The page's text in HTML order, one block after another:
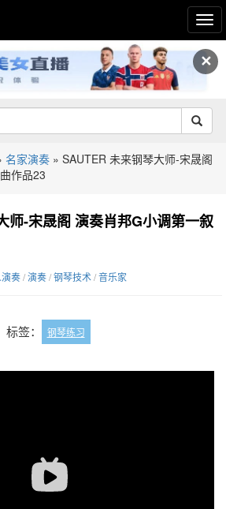
✕
名家演奏 » SAUTER 未来钢琴大师-宋晟阁
作品23
师-宋晟阁 演奏肖邦G小调第一叙
奏/演奏/钢琴技术/音乐家
标签： 钢琴练习